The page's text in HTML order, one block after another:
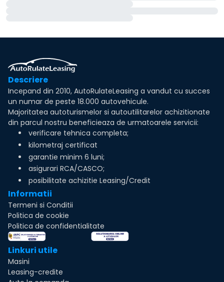
Descriere
Incepand din 2010, AutoRulateLeasing a vandut cu succes
un numar de peste 18.000 autovehicule.
Majoritatea autoturismelor si autoutilitarelor achizitionate
din parcul nostru beneficieaza de urmatoarele servicii:
verificare tehnica completa;
kilometraj certificat
garantie minim 6 luni;
asigurari RCA/CASCO;
posibilitate achizitie Leasing/Credit
Informatii
Termeni si Conditii
Politica de cookie
Politica de confidentialitate
Linkuri utile
Masini
Leasing-credite